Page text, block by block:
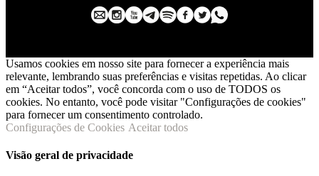
Usamos cookies em nosso site para fornecer a experiência mais
relevante, lembrando suas preferências e visitas repetidas. Ao clicar
em “Aceitar todos”, você concorda com o uso de TODOS os
cookies. No entanto, você pode visitar "Configurações de cookies"
para fornecer um consentimento controlado.
Configurações de Cookies Aceitar todos
Visão geral de privacidade